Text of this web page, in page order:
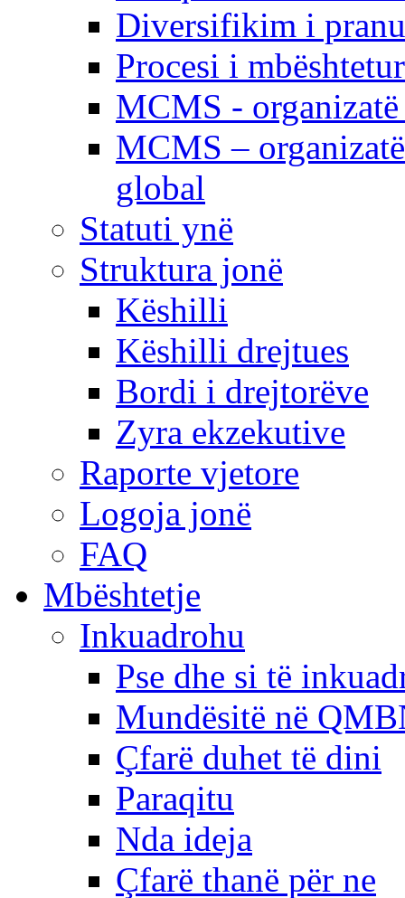
Diversifikim i
Procesi i
MCMS -
MCMS –
global
Statuti ynë
Struktura jonë
Këshilli
Këshilli drejtues
Bordi i drejtorëve
Zyra ekzekutive
Raporte vjetore
Logoja jonë
FAQ
Mbështetje
Inkuadrohu
Pse dhe si të
Mundësitë në
Çfarë duhet të dini
Paraqitu
Nda ideja
Çfarë thanë për ne